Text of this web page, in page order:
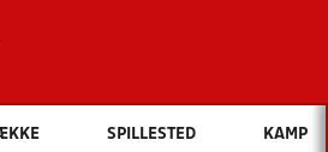
Hvad vil du søge efter?
SPILLESTED KAMP